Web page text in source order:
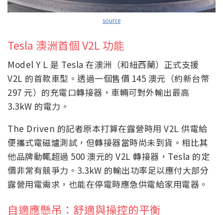
source
Tesla 澳洲首個 V2L 功能
Model Y L 是 Tesla 在澳洲（和紐西蘭）正式支援
V2L 的首款車型。透過一個售價 145 澳元（約新台幣
297 元）的充電口轉接器，車輛可對外輸出最高
3.3kW 的電力。
The Driven 的記者原本打算在露營時用 V2L 供電給
便攜式電磁爐測試，但轉接器當時尚未到貨。相比其
他品牌動輒超過 500 澳元的 V2L 轉接器，Tesla 的定
價非常有競爭力。3.3kW 的輸出功率足以應付大部分
露營用電需求，也能在停電時應急供電給家用電器。
自適應懸吊：舒適與操控的平衡